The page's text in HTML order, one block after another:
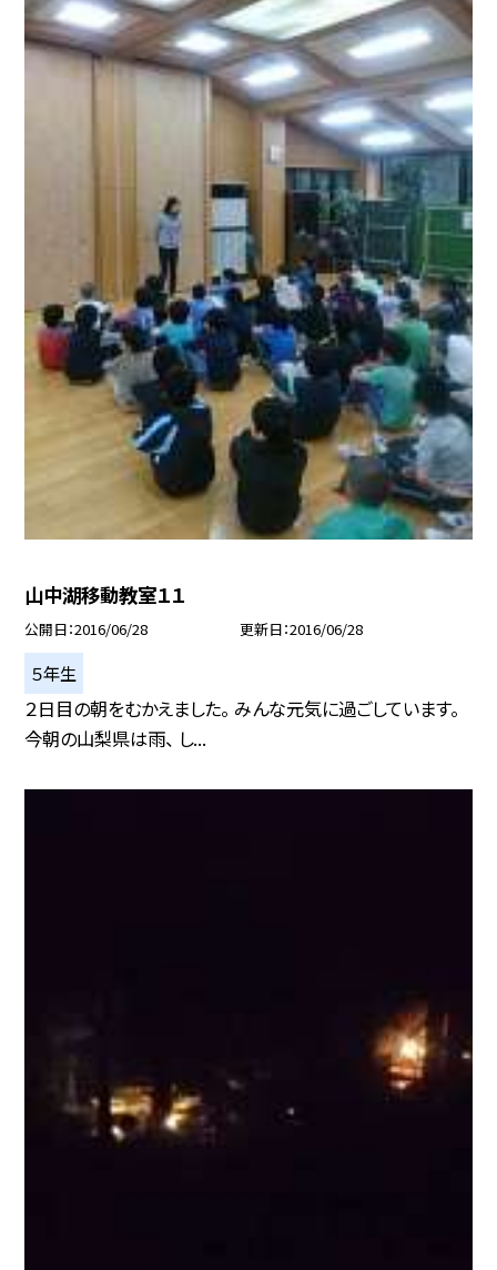
山中湖移動教室１１
公開日 2016/06/28 更新日 2016/06/28
５年生
２日目の朝をむかえました。 みんな元気に過ごしています。
今朝の山梨県は雨、 し...